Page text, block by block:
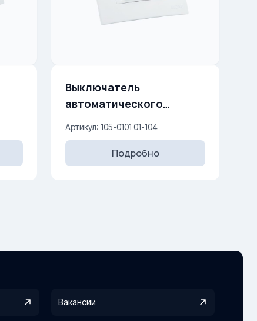
Выключатель
автоматического
открывания двери 10AX,
250 V
Артикул: 105-0101 01-104
Подробно
Вакансии